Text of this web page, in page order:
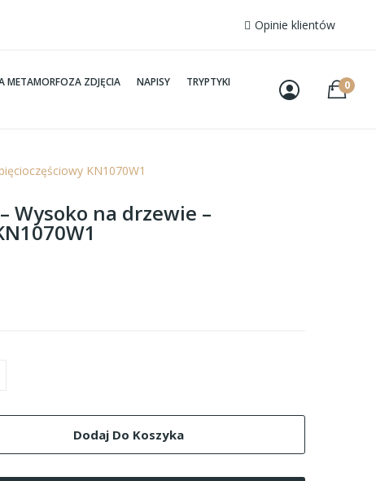
Opinie klientów
METAMORFOZA ZDJĘCIA NAPISY
TRYPTYKI
0
KN1070W1
Wysoko na drzewie –
Dodaj Do Koszyka